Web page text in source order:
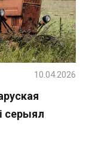
серыял
10.04.2026